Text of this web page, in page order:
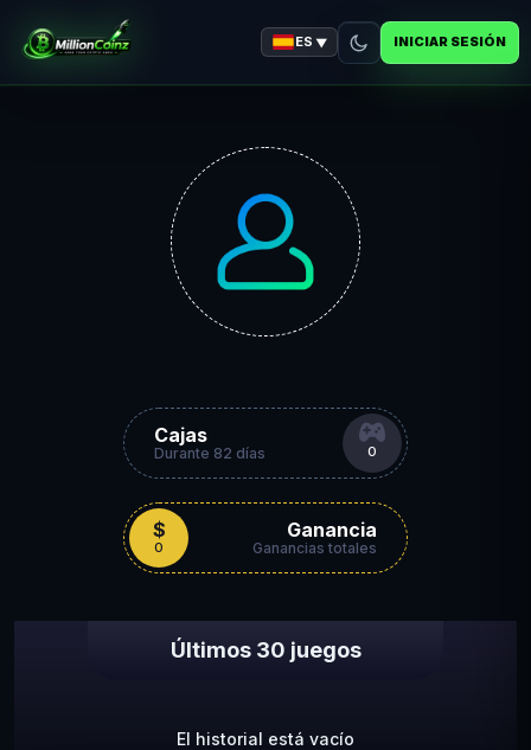
ES ▼ INICIAR SESIÓN
Cajas
Durante 82 días 0
Ganancia
Ganancias totales
$
0
Últimos 30 juegos
El historial está vacío